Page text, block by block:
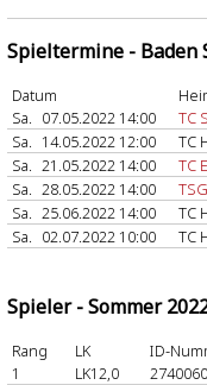
Spieltermine - Baden
Datum
Sa. 07.05.2022 14:00
TC
Sa. 14.05.2022 12:00
TC
Sa. 21.05.2022 14:00
TC
Sa. 28.05.2022 14:00
Sa. 25.06.2022 14:00
TC
Sa. 02.07.2022 10:00 TC
Spieler - Sommer
Rang LK
ID-
1
LK12,0